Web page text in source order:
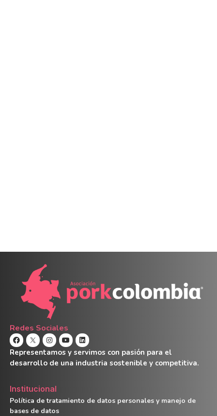
Redes Sociales
Representamos y servimos con pasión para el
desarrollo de una industria sostenible y competitiva.
Institucional
Política de tratamiento de datos personales y manejo de
bases de datos